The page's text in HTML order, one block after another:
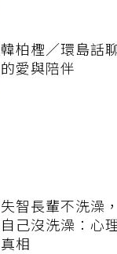
韓柏檉／環島話
的愛與陪伴
失智長輩不洗澡
自己沒洗澡：心
真相